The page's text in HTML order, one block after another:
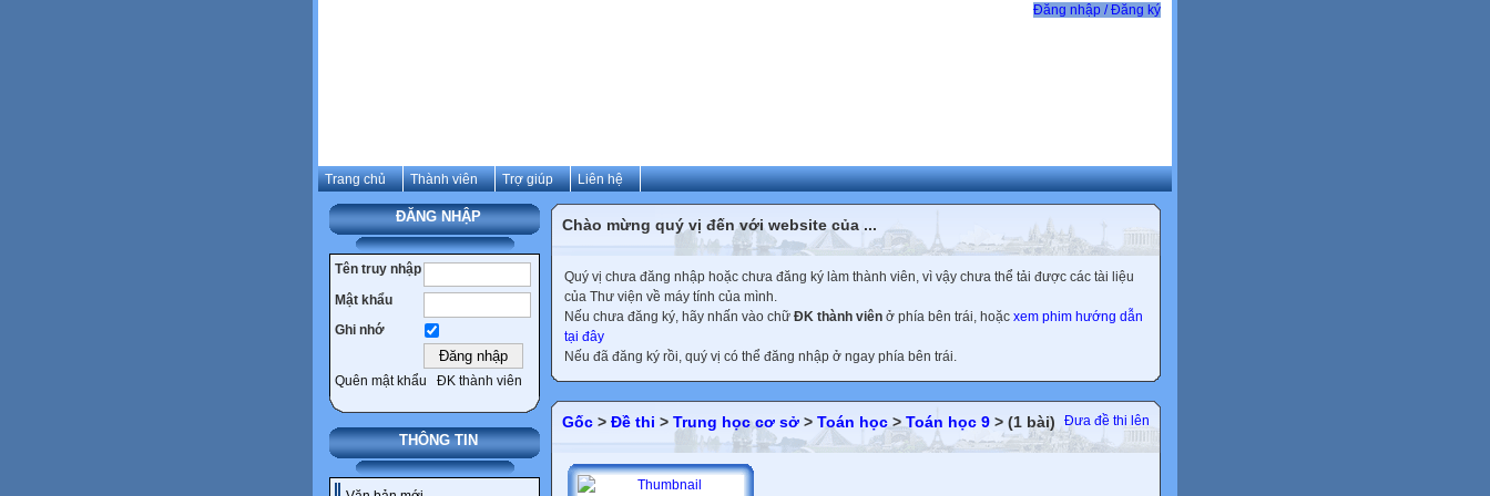
Đăng nhập / Đăng ký
Trang chủ Thành viên Trợ giúp Liên hệ
ĐĂNG NHẬP
Tên truy nhập
Mật khẩu
Ghi nhớ
Quên mật khẩu ĐK thành viên
THÔNG TIN
Chào mừng quý vị đến với website của ...
Quý vị chưa đăng nhập hoặc chưa đăng ký làm thành viên, vì vậy chưa thể tải được các tài liệu
của Thư viện về máy tính của mình.
Nếu chưa đăng ký, hãy nhấn vào chữ ĐK thành viên ở phía bên trái, hoặc xem phim hướng dẫn
tại đây
Nếu đã đăng ký rồi, quý vị có thể đăng nhập ở ngay phía bên trái.
Đưa đề thi lên
Gốc > Đề thi > Trung học cơ sở > Toán học > Toán học 9 > (1 bài)